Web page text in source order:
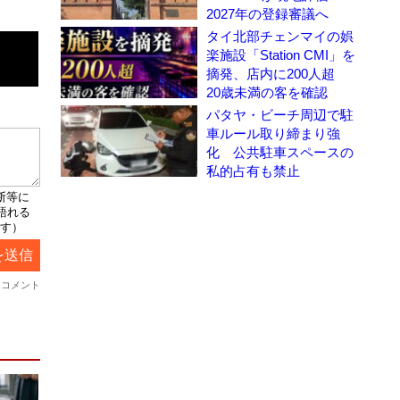
2027年の登録審議へ
タイ北部チェンマイの娯
楽施設「Station CMI」を
摘発、店内に200人超
20歳未満の客を確認
パタヤ・ビーチ周辺で駐
車ルール取り締まり強
化 公共駐車スペースの
私的占有も禁止